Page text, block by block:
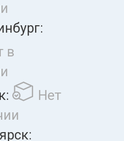
в
Нет